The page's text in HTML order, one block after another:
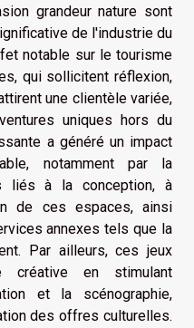
grandeur nature sont
de l'industrie du
notable sur le tourisme
qui sollicitent réflexion,
une clientèle variée,
uniques hors du
a généré un impact
notamment par la
liés à la conception, à
de ces espaces, ainsi
annexes tels que la
Par ailleurs, ces jeux
créative en stimulant
et la scénographie,
des offres culturelles.